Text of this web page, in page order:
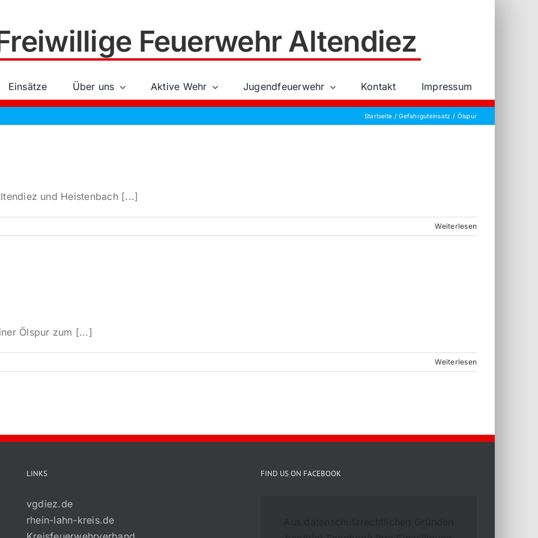
Feuerwehr Altendiez
Einsätze Über uns Aktive Wehr Jugendfeuerwehr Kontakt Impressum
Startseite Gefahrguteinsatz Ölspur
und Heistenbach [...]
Weiterlesen
Ölspur zum [...]
Weiterlesen
LINKS
vgdiez.de
rhein-lahn-kreis.de
FIND US ON FACEBOOK